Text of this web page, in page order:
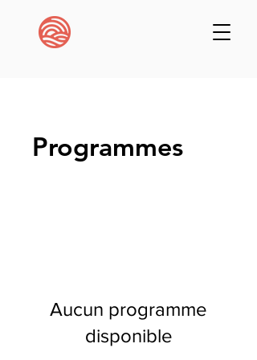
Programmes
Aucun programme
disponible